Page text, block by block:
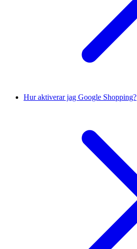
Hur aktiverar jag Google Shopping?